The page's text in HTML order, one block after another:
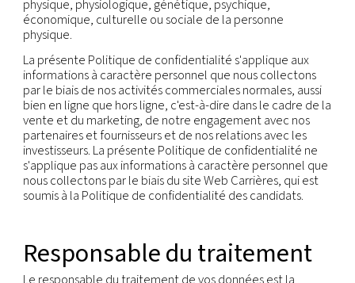
Champ d’application
Les Données personnelles désignent toute
concernant une personne physique identifiée ou
identifiable (« Personne concernée »). Une
physique identifiable est une personne qui peut
identifiée, directement ou indirectement,
grâce à un identifiant, tel qu'un nom, un numéro
d'identification, des données de localisation, un
physique, physiologique, génétique, psychique,
économique, culturelle ou sociale de la personne